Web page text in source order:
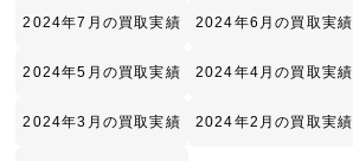
2024年7月の買取実績 2024年6月の買取実績
2024年5月の買取実績 2024年4月の買取実績
2024年3月の買取実績 2024年2月の買取実績